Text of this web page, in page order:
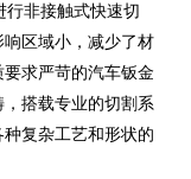
非接触式快速切
区域小，减少了材
求严苛的汽车钣金
搭载专业的切割系
复杂工艺和形状的